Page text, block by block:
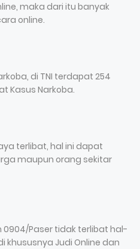
maka dari itu banyak
online.
di TNI terdapat 254
Kasus Narkoba.
terlibat, hal ini dapat
maupun orang sekitar
Paser tidak terlibat hal-
khususnya Judi Online dan